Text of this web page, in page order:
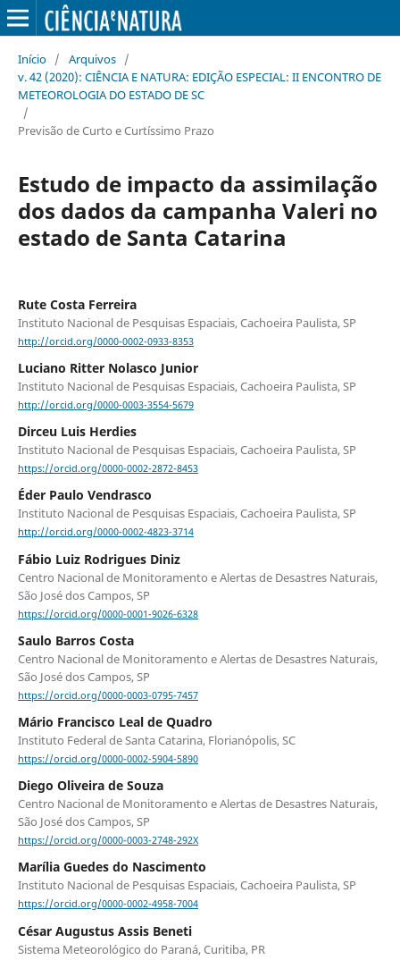
Início / Arquivos /
v. 42 (2020): CIÊNCIA E NATURA: EDIÇÃO ESPECIAL: II ENCONTRO DE
METEOROLOGIA DO ESTADO DE SC
/
Previsão de Curto e Curtíssimo Prazo
Estudo de impacto da assimilação
dos dados da campanha Valeri no
estado de Santa Catarina
Rute Costa Ferreira
Instituto Nacional de Pesquisas Espaciais, Cachoeira Paulista, SP
http://orcid.org/0000-0002-0933-8353
Luciano Ritter Nolasco Junior
Instituto Nacional de Pesquisas Espaciais, Cachoeira Paulista, SP
http://orcid.org/0000-0003-3554-5679
Dirceu Luis Herdies
Instituto Nacional de Pesquisas Espaciais, Cachoeira Paulista, SP
https://orcid.org/0000-0002-2872-8453
Éder Paulo Vendrasco
Instituto Nacional de Pesquisas Espaciais, Cachoeira Paulista, SP
http://orcid.org/0000-0002-4823-3714
Fábio Luiz Rodrigues Diniz
Centro Nacional de Monitoramento e Alertas de Desastres Naturais,
São José dos Campos, SP
https://orcid.org/0000-0001-9026-6328
Saulo Barros Costa
Centro Nacional de Monitoramento e Alertas de Desastres Naturais,
São José dos Campos, SP
https://orcid.org/0000-0003-0795-7457
Mário Francisco Leal de Quadro
Instituto Federal de Santa Catarina, Florianópolis, SC
https://orcid.org/0000-0002-5904-5890
Diego Oliveira de Souza
Centro Nacional de Monitoramento e Alertas de Desastres Naturais,
São José dos Campos, SP
https://orcid.org/0000-0003-2748-292X
Marília Guedes do Nascimento
Instituto Nacional de Pesquisas Espaciais, Cachoeira Paulista, SP
https://orcid.org/0000-0002-4958-7004
César Augustus Assis Beneti
Sistema Meteorológico do Paraná, Curitiba, PR